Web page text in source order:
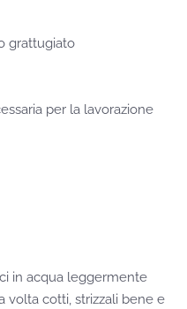
grattugiato
per la lavorazione
in acqua leggermente
volta cotti, strizzali bene e